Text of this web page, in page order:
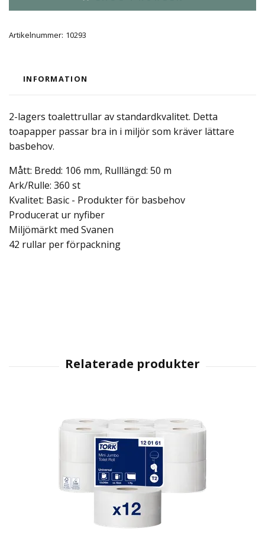
Artikelnummer: 10293
INFORMATION
2-lagers toalettrullar av standardkvalitet. Detta
toapapper passar bra in i miljör som kräver lättare
basbehov.
Mått: Bredd: 106 mm, Rulllängd: 50 m
Ark/Rulle: 360 st
Kvalitet: Basic - Produkter för basbehov
Producerat ur nyfiber
Miljömärkt med Svanen
42 rullar per förpackning